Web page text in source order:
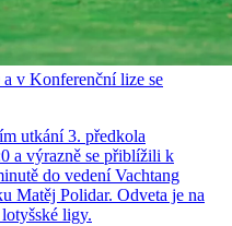
v Konferenční lize se
utkání 3. předkola
a výrazně se přiblížili k
do vedení Vachtang
Matěj Polidar. Odveta je na
ligy.